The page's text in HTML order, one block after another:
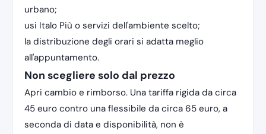
urbano;
usi Italo Più o servizi dell'ambiente scelto;
la distribuzione degli orari si adatta meglio
all'appuntamento.
Non scegliere solo dal prezzo
Apri cambio e rimborso. Una tariffa rigida da circa
45 euro contro una flessibile da circa 65 euro, a
seconda di data e disponibilità, non è